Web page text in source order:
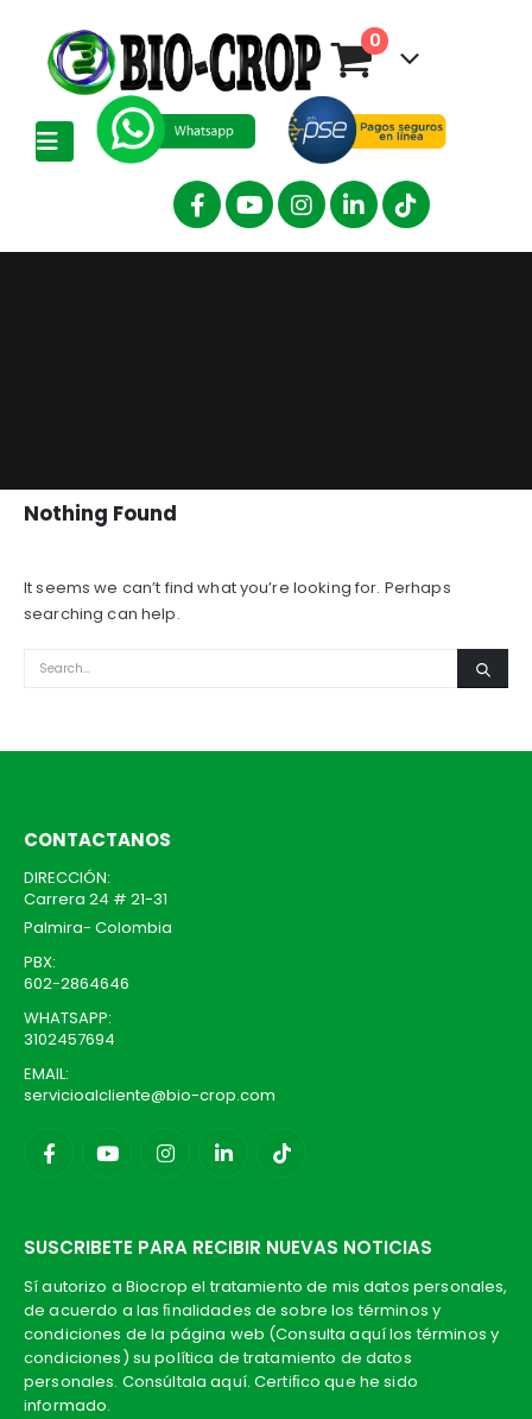
0
Nothing Found
It seems we can’t find what you’re looking for. Perhaps
searching can help.
CONTACTANOS
DIRECCIÓN:
Carrera 24 # 21-31
Palmira- Colombia
PBX:
602-2864646
WHATSAPP:
3102457694
EMAIL:
servicioalcliente@bio-crop.com
SUSCRIBETE PARA RECIBIR NUEVAS NOTICIAS
Sí autorizo a Biocrop el tratamiento de mis datos personales,
de acuerdo a las ﬁnalidades de sobre los términos y
condiciones de la página web (Consulta aquí los términos y
condiciones) su política de tratamiento de datos
personales. Consúltala aquí. Certiﬁco que he sido
informado.